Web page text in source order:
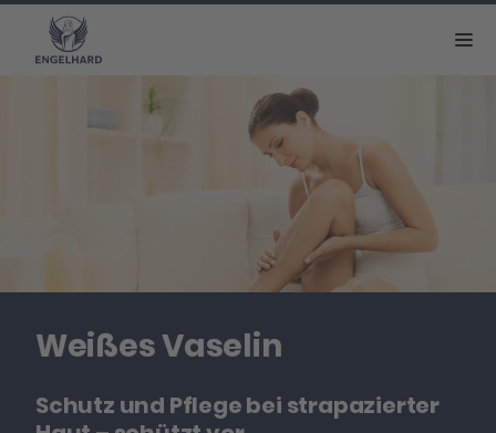
Weißes Vaselin
Schutz und Pflege bei strapazierter